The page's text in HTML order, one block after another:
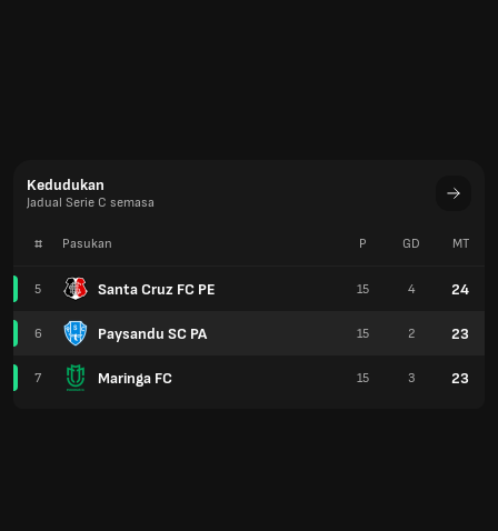
Kedudukan
Jadual Serie C semasa
# Pasukan
5 Santa Cruz FC PE
6 Paysandu SC PA
7 Maringa FC
P GD MT
15 4 24
15 2 23
15 3 23